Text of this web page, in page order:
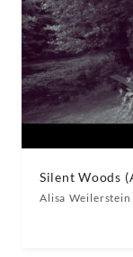
Silent Woods
Alisa Weilerstein